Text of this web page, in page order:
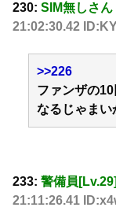
230: SIM無しさん
21:02:30.42
>>226
ファンザの
なるじゃまい
233: 警備員
21:11:26.41